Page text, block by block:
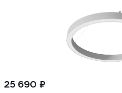
25 690 ₽